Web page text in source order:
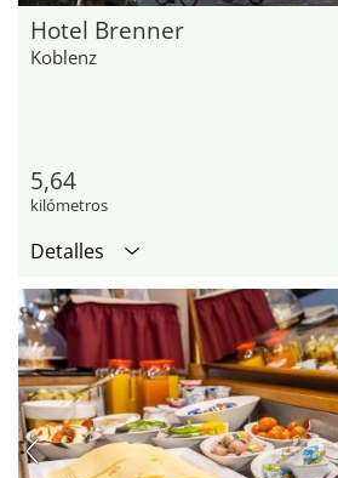
Hotel Brenner
Koblenz
5,64
kilómetros
Detalles